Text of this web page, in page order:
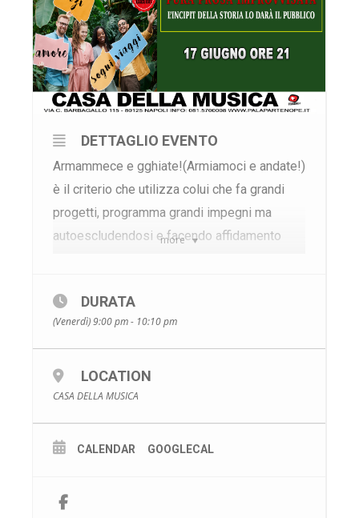
more
DETTAGLIO EVENTO
Armammece e gghiate!(Armiamoci e andate!)
è il criterio che utilizza colui che fa grandi
progetti, programma grandi impegni ma
autoescludendosi e facendo affidamento
sarà il vero protagonista dando agli attori
incipit per una prosa improvvisata. Quattro
appuntamenti di puro divertimento che
toccheranno argomenti diversi. risate e
divertimento assicurati.
Con
Diego Sommaripa
Vittorio Passaro
Biglietto Intero €8
DURATA
(Venerdì) 9:00 pm - 10:10 pm
LOCATION
CASA DELLA MUSICA
CALENDAR GOOGLECAL